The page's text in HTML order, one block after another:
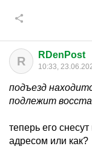
R RDenPost
10:33,
подъезд
подлежит
теперь его
адресом или как?